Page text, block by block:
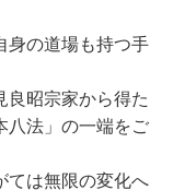
身の道場も持つ手
良昭宗家から得た
八法」の一端をご
ては無限の変化へ